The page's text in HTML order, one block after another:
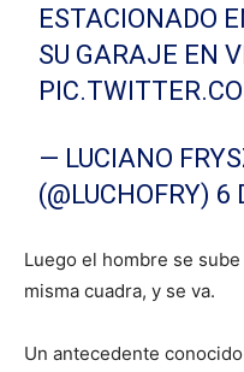
ESTACIONADO
SU GARAJE EN
— LUCIANO
(@LUCHOFRY) 6
Luego el hombre se
misma cuadra, y se va.
Un antecedente